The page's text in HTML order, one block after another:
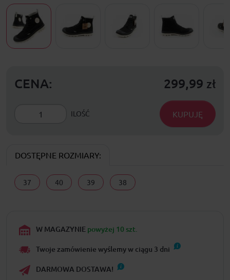
CENA: 299,99 zł
ILOŚĆ KUPUJĘ
DOSTĘPNE ROZMIARY:
37 40 39 38
W MAGAZYNIE powyżej 10 szt.
Twoje zamówienie wyślemy w ciągu 3 dni
DARMOWA DOSTAWA!